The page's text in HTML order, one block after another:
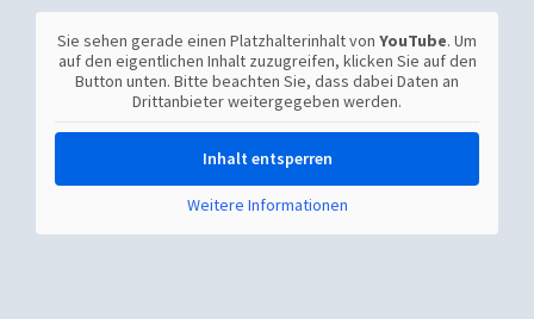
Sie sehen gerade einen Platzhalterinhalt von YouTube. Um
auf den eigentlichen Inhalt zuzugreifen, klicken Sie auf den
Button unten. Bitte beachten Sie, dass dabei Daten an
Drittanbieter weitergegeben werden.
Inhalt entsperren
Weitere Informationen